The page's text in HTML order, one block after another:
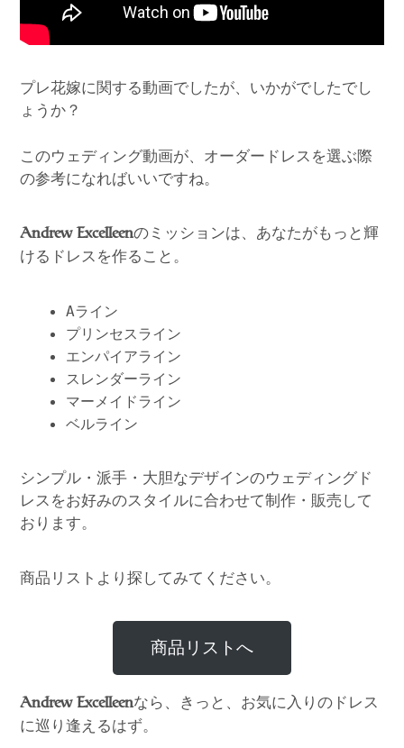
プレ花嫁に関する動画でしたが、いかがでしたでし
ょうか？
このウェディング動画が、オーダードレスを選ぶ際
の参考になればいいですね。
Andrew Excelleenのミッションは、あなたがもっと輝
けるドレスを作ること。
Aライン
プリンセスライン
エンパイアライン
スレンダーライン
マーメイドライン
ベルライン
シンプル・派手・大胆なデザインのウェディングド
レスをお好みのスタイルに合わせて制作・販売して
おります。
商品リストより探してみてください。
商品リストへ
Andrew Excelleenなら、きっと、お気に入りのドレス
に巡り逢えるはず。